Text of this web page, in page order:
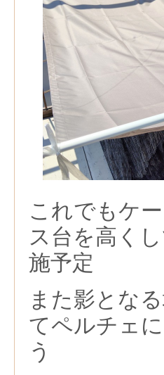
これでもケ
ス台を高く
施予定
また影とな
てペルチェ
う